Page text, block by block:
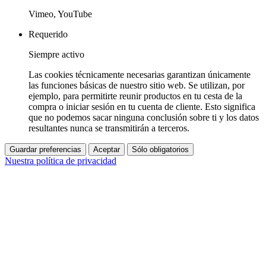
Vimeo, YouTube
Requerido
Siempre activo
Las cookies técnicamente necesarias garantizan únicamente
las funciones básicas de nuestro sitio web. Se utilizan, por
ejemplo, para permitirte reunir productos en tu cesta de la
compra o iniciar sesión en tu cuenta de cliente. Esto significa
que no podemos sacar ninguna conclusión sobre ti y los datos
resultantes nunca se transmitirán a terceros.
Guardar preferencias Aceptar Sólo obligatorios
Nuestra política de privacidad